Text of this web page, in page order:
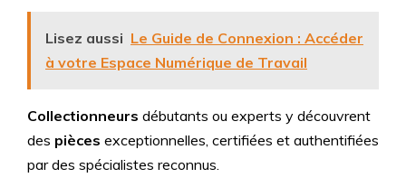
Lisez aussi Le Guide de Connexion : Accéder
à votre Espace Numérique de Travail
Collectionneurs débutants ou experts y découvrent
des pièces exceptionnelles, certifiées et authentifiées
par des spécialistes reconnus.